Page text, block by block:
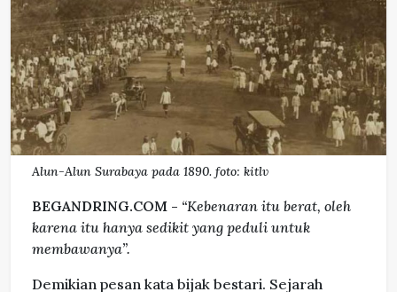
Alun-Alun Surabaya pada 1890. foto: kitlv
BEGANDRING.COM - “Kebenaran itu berat, oleh
karena itu hanya sedikit yang peduli untuk
membawanya”.
Demikian pesan kata bijak bestari. Sejarah